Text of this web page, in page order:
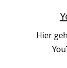
Hier